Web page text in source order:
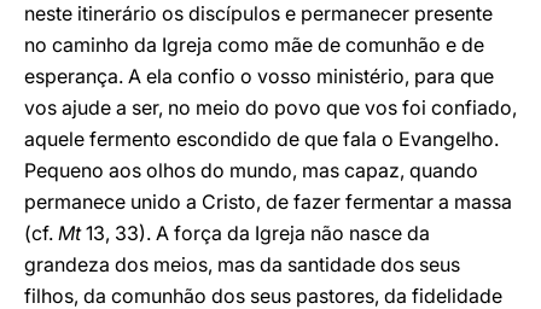
neste itinerário os discípulos e permanecer presente
no caminho da Igreja como mãe de comunhão e de
esperança. A ela confio o vosso ministério, para que
vos ajude a ser, no meio do povo que vos foi confiado,
aquele fermento escondido de que fala o Evangelho.
Pequeno aos olhos do mundo, mas capaz, quando
permanece unido a Cristo, de fazer fermentar a massa
(cf. Mt13, 33). A força da Igreja não nasce da
grandeza dos meios, mas da santidade dos seus
filhos, da comunhão dos seus pastores, da fidelidade